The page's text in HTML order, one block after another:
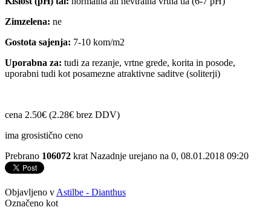
Zimzelena: ne
Gostota sajenja: 7-10 kom/m2
Uporabna za: tudi za rezanje, vrtne grede, korita in posode,
uporabni tudi kot posamezne atraktivne saditve (soliterji)
cena 2.50€ (2.28€ brez DDV)
ima grosistično ceno
Prebrano 106072 krat Nazadnje urejano na 0, 08.01.2018 09:20
Objavljeno v Astilbe - Dianthus
Označeno kot